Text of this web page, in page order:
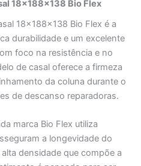
18x188x138 Bio Flex
18x188x138 Bio Flex é a
durabilidade e um excelente
foco na resistência e no
de casal oferece a firmeza
da coluna durante o
de descanso reparadoras.
marca Bio Flex utiliza
a longevidade do
densidade que compõe a